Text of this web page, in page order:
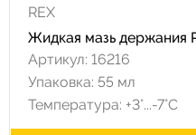
REX
Жидкая мазь держания
Артикул: 16216
Упаковка: 55 мл
Температура: +3°...-7°С